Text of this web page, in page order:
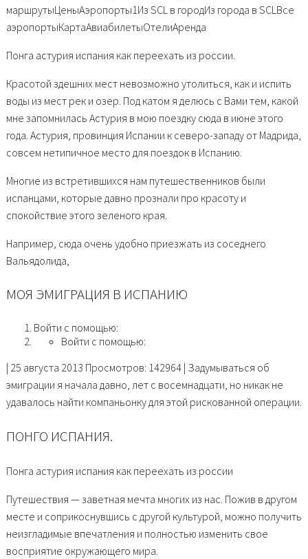
маршрутыЦеныАэропорты1Из SCL в городИз города в SCLВсе
аэропортыКартаАвиабилетыОтелиАренда
Понга астурия испания как переехать из россии.
Красотой здешних мест невозможно утолиться, как и испить
воды из мест рек и озер. Под катом я делюсь с Вами тем, какой
мне запомнилась Астурия в мою поездку сюда в июне этого
года. Астурия, провинция Испании к северо-западу от Мадрида,
совсем нетипичное место для поездок в Испанию.
Многие из встретившихся нам путешественников были
испанцами, которые давно прознали про красоту и
спокойствие этого зеленого края.
Например, сюда очень удобно приезжать из соседнего
Вальядолида,
МОЯ ЭМИГРАЦИЯ В ИСПАНИЮ
Войти с помощью:
Войти с помощью:
| 25 августа 2013 Просмотров: 142964 | Задумываться об
эмиграции я начала давно, лет с восемнадцати, но никак не
удавалось найти компаньонку для этой рискованной операции.
ПОНГО ИСПАНИЯ.
Понга астурия испания как переехать из россии
Путешествия — заветная мечта многих из нас. Пожив в другом
месте и соприкоснувшись с другой культурой, можно получить
неизгладимые впечатления и полностью изменить свое
восприятие окружающего мира.